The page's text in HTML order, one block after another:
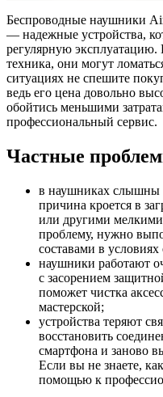
Беспроводные наушники
— надежные устройства,
регулярную
техника, они могут
ситуациях не спешите
ведь его цена довольно
обойтись меньшими
профессиональный сервис.
Частные
в наушниках слышны
причина кроется в
или другими мелкими
проблему, нужно
составами в
наушники работают
с засорением
поможет чистка
мастерской;
устройства теряют
восстановить
смартфона и заново
Если вы не знаете,
помощью к